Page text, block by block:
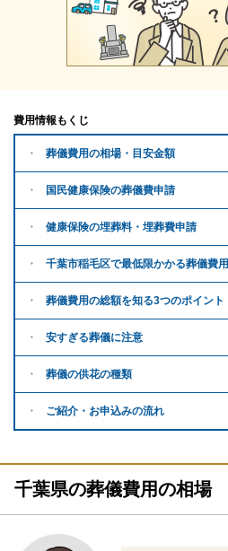
費用情報もくじ
葬儀費用の相場・目安金額
国民健康保険の葬儀費申請
健康保険の埋葬料・ 埋葬費申請
千葉市稲毛区で最低限かかる葬儀費用
葬儀費用の総額を知る3つのポイント
安すぎる葬儀に注意
葬儀の供花の種類
ご紹介・ お申込みの流れ
千葉県の葬儀費用の相場